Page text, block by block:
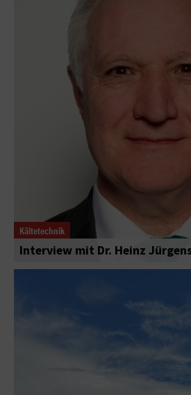
Kältetechnik
Interview mit Dr. Heinz